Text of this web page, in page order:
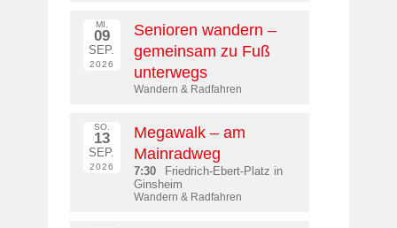
MI.
09
SEP.
2026
Senioren wandern –
gemeinsam zu Fuß
unterwegs
Wandern & Radfahren
SO.
13
SEP.
2026
Megawalk – am
Mainradweg
7:30
Friedrich-Ebert-Platz in
Ginsheim
Wandern & Radfahren